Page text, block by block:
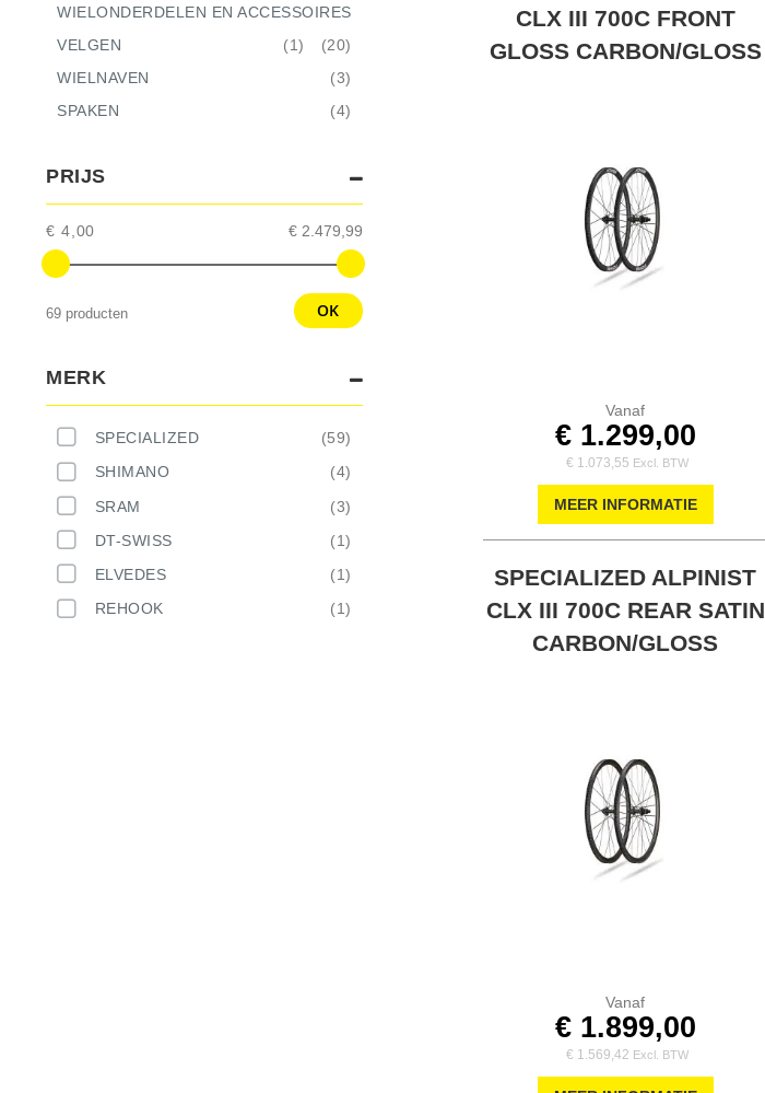
CLX III 700C FRONT
GLOSS CARBON/GLOSS
Vanaf
€ 1.299,00
€ 1.073,55
MEER INFORMATIE
SPECIALIZED ALPINIST
CLX III 700C REAR SATIN
CARBON/GLOSS
Vanaf
€ 1.899,00
€ 1.569,42
WIELONDERDELEN EN ACCESSOIRES
20ITEMS
VELGEN 1ITEM
WIELNAVEN
3ITEMS
SPAKEN
4ITEMS
PRIJS
€ 4,00 € 2.479,99
69 producten OK
MERK
SPECIALIZED
59
SHIMANO
4
SRAM
3
DT-SWISS
1
ELVEDES
1
REHOOK
1